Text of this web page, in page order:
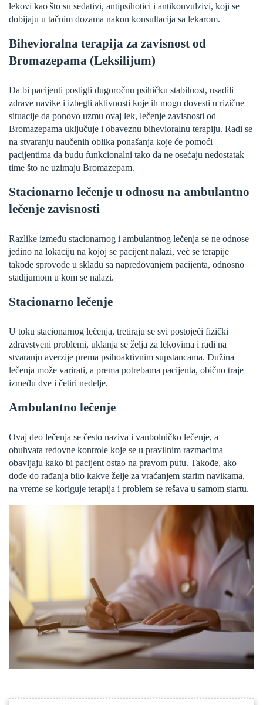
lekovi kao što su sedativi, antipsihotici i antikonvulzivi, koji se
dobijaju u tačnim dozama nakon konsultacija sa lekarom.
Bihevioralna terapija za zavisnost od
Bromazepama (Leksilijum)
Da bi pacijenti postigli dugoročnu psihičku stabilnost, usadili
zdrave navike i izbegli aktivnosti koje ih mogu dovesti u rizične
situacije da ponovo uzmu ovaj lek, lečenje zavisnosti od
Bromazepama uključuje i obaveznu bihevioralnu terapiju. Radi se
na stvaranju naučenih oblika ponašanja koje će pomoći
pacijentima da budu funkcionalni tako da ne osećaju nedostatak
time što ne uzimaju Bromazepam.
Stacionarno lečenje u odnosu na ambulantno
lečenje zavisnosti
Razlike između stacionarnog i ambulantnog lečenja se ne odnose
jedino na lokaciju na kojoj se pacijent nalazi, već se terapije
takođe sprovode u skladu sa napredovanjem pacijenta, odnosno
stadijumom u kom se nalazi.
Stacionarno lečenje
U toku stacionarnog lečenja, tretiraju se svi postojeći fizički
zdravstveni problemi, uklanja se želja za lekovima i radi na
stvaranju averzije prema psihoaktivnim supstancama. Dužina
lečenja može varirati, a prema potrebama pacijenta, obično traje
između dve i četiri nedelje.
Ambulantno lečenje
Ovaj deo lečenja se često naziva i vanbolničko lečenje, a
obuhvata redovne kontrole koje se u pravilnim razmacima
obavljaju kako bi pacijent ostao na pravom putu. Takođe, ako
dođe do rađanja bilo kakve želje za vraćanjem starim navikama,
na vreme se koriguje terapija i problem se rešava u samom startu.